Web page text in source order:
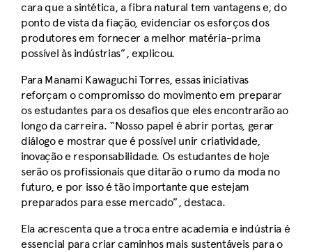
cara que a sintética, a fibra natural tem vantagens e, do
ponto de vista da fiação, evidenciar os esforços dos
produtores em fornecer a melhor matéria-prima
possível às indústrias”, explicou.
Para Manami Kawaguchi Torres, essas iniciativas
reforçam o compromisso do movimento em preparar
os estudantes para os desafios que eles encontrarão ao
longo da carreira. “Nosso papel é abrir portas, gerar
diálogo e mostrar que é possível unir criatividade,
inovação e responsabilidade. Os estudantes de hoje
serão os profissionais que ditarão o rumo da moda no
futuro, e por isso é tão importante que estejam
preparados para esse mercado”, destaca.
Ela acrescenta que a troca entre academia e indústria é
essencial para criar caminhos mais sustentáveis para o